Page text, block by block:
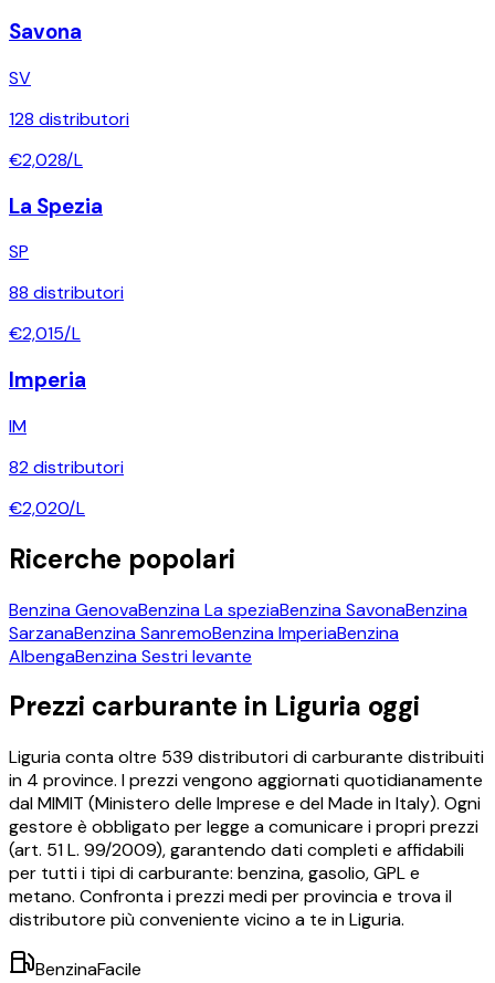
Savona
SV
128 distributori
€2,028/L
La Spezia
SP
88 distributori
€2,015/L
Imperia
IM
82distributori
€2,020/L
Ricerche popolari
BenzinaGenovaBenzinaLa speziaBenzinaSavonaBenzina
SarzanaBenzinaSanremoBenzinaImperiaBenzina
AlbengaBenzinaSestri levante
Prezzi carburante in Liguria oggi
Liguriaconta oltre 539 distributori di carburante distribuiti
in 4 province. I prezzi vengono aggiornati quotidianamente
dal MIMIT (Ministero delle Imprese e del Made in Italy). Ogni
gestore è obbligato per legge a comunicare i propri prezzi
(art. 51 L. 99/2009), garantendo dati completi e affidabili
per tutti i tipi di carburante: benzina, gasolio, GPL e
metano. Confronta i prezzi medi per provincia e trova il
distributore più conveniente vicino a te inLiguria.
BenzinaFacile